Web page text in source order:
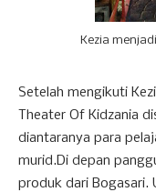
Kezia
Setelah mengikuti
Theater Of Kidzania
diantaranya para
murid.Di depan
produk dari Bogasari.